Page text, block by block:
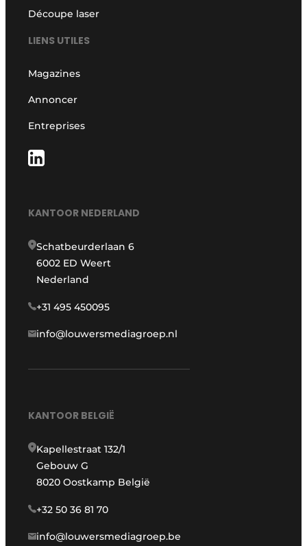
Découpe laser
LIENS UTILES
Magazines
Annoncer
Entreprises
KANTOOR NEDERLAND
Schatbeurderlaan 6
6002 ED Weert
Nederland
+31 495 450095
info@louwersmediagroep.nl
KANTOOR BELGIË
Kapellestraat 132/1
Gebouw G
8020 Oostkamp België
+32 50 36 81 70
info@louwersmediagroep.be